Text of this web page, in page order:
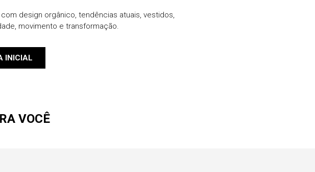
design orgânico, tendências atuais, vestidos,
movimento e transformação.
INICIAL
VOCÊ